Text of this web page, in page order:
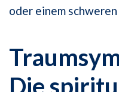
oder einem
Die